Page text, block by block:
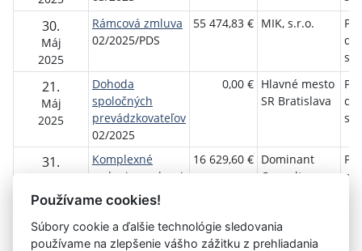
30.
Máj
2025
Rámcová zmluva
02/2025/PDS
55 474,83 € MIK, s.r.o.
21.
Máj
2025
Dohoda
spoločných
prevádzkovateľov
02/2025
0,00 € Hlavné mesto
SR Bratislava
31.
2025
Komplexné
vedenie mzdovej
a personálnej
agendy
01/2025/PDS
16 629,60 € Dominant
Consult, s.r.o.
Používame cookies!
Súbory cookie a ďalšie technológie sledovania
používame na zlepšenie vášho zážitku z prehliadania